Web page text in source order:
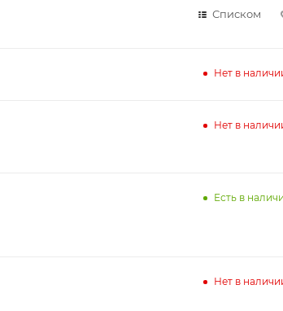
Списком
Нет в
Нет в
Есть в
Нет в